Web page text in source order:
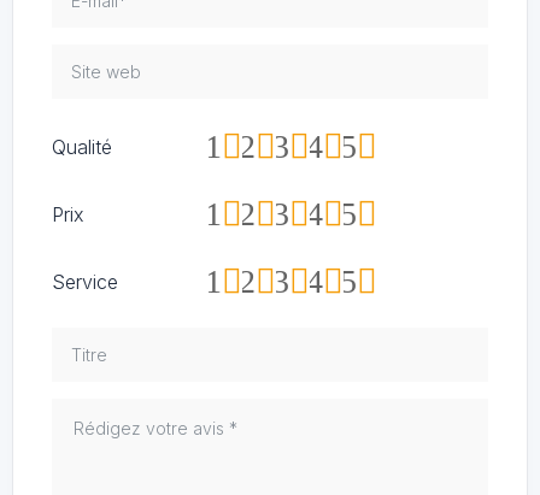
Qualité 5
4
3
2
1
Prix 5
4
3
2
1
Service 5
4
3
2
1